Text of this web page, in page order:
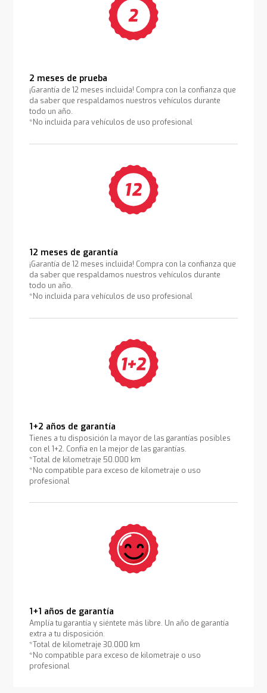
2 meses de prueba
¡Garantía de 12 meses incluida! Compra con la confianza que
da saber que respaldamos nuestros vehículos durante
todo un año.
*No incluida para vehículos de uso profesional
12 meses de garantía
¡Garantía de 12 meses incluida! Compra con la confianza que
da saber que respaldamos nuestros vehículos durante
todo un año.
*No incluida para vehículos de uso profesional
1+2 años de garantía
Tienes a tu disposición la mayor de las garantías posibles
con el 1+2. Confía en la mejor de las garantías.
*Total de kilometraje 50.000 km
*No compatible para exceso de kilometraje o uso
profesional
1+1 años de garantía
Amplía tu garantía y siéntete más libre. Un año de garantía
extra a tu disposición.
*Total de kilometraje 30.000 km
*No compatible para exceso de kilometraje o uso
profesional